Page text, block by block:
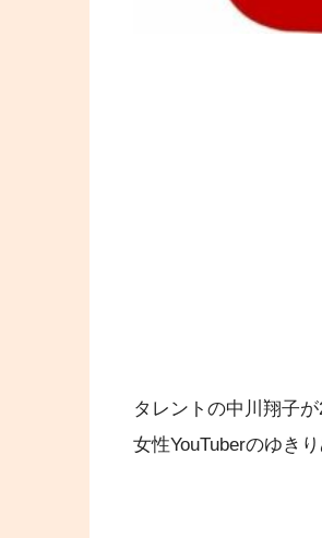
タレントの中川翔子
女性YouTuberのゆき